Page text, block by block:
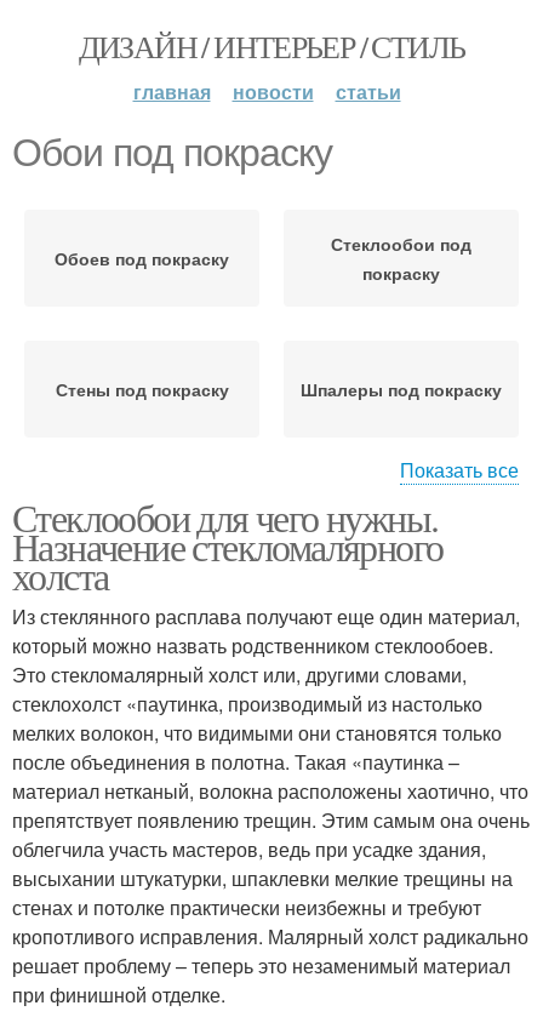
ДИЗАЙН / ИНТЕРЬЕР / СТИЛЬ
главная новости статьи
Обои под покраску
Обоев под покраску
Стеклообои под
покраску
Стены под покраску Шпалеры под покраску
Обои для покраски
Показать все
Стеклообои для чего нужны.
Назначение стекломалярного
холста
Из стеклянного расплава получают еще один материал,
который можно назвать родственником стеклообоев.
Это стекломалярный холст или, другими словами,
стеклохолст «паутинка, производимый из настолько
мелких волокон, что видимыми они становятся только
после объединения в полотна. Такая «паутинка –
материал нетканый, волокна расположены хаотично, что
препятствует появлению трещин. Этим самым она очень
облегчила участь мастеров, ведь при усадке здания,
высыхании штукатурки, шпаклевки мелкие трещины на
стенах и потолке практически неизбежны и требуют
кропотливого исправления. Малярный холст радикально
решает проблему – теперь это незаменимый материал
при финишной отделке.